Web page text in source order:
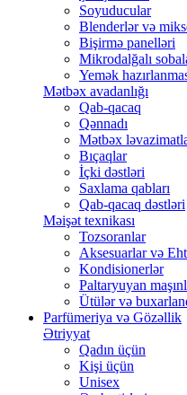
Soyuducular
Blenderlər və
Bişirmə panelləri
Mikrodalğalı
Yemək
Mətbəx avadanlığı
Qab-qacaq
Qənnadı
Mətbəx
Bıçaqlar
İçki dəstləri
Saxlama qabları
Qab-qacaq dəstləri
Məişət texnikası
Tozsoranlar
Aksesuarlar və
Kondisionerlər
Paltaryuyan
Ütülər və
Parfümeriya və Gözəllik
Ətriyyat
Qadın üçün
Kişi üçün
Unisex